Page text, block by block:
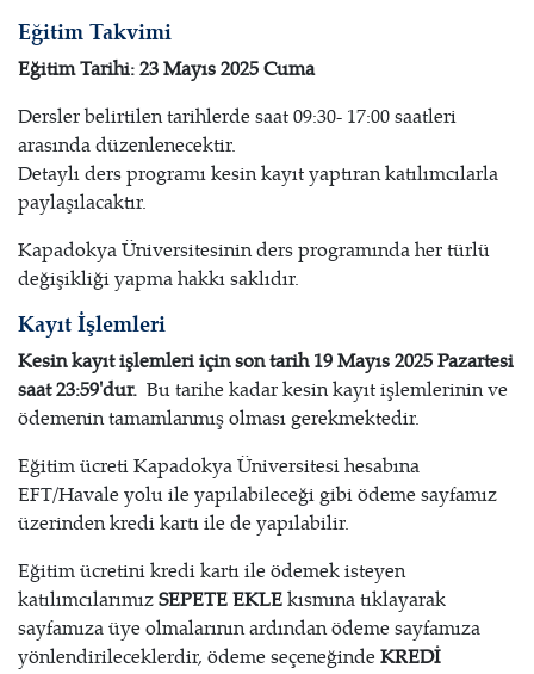
Eğitim Takvimi
Eğitim Tarihi: 23 Mayıs 2025 Cuma
Dersler belirtilen tarihlerde saat 09:30- 17:00 saatleri
arasında düzenlenecektir.
Detaylı ders programı kesin kayıt yaptıran katılımcılarla
paylaşılacaktır.
Kapadokya Üniversitesinin ders programında her türlü
değişikliği yapma hakkı saklıdır.
Kayıt İşlemleri
Kesin kayıt işlemleri için son tarih 19 Mayıs 2025 Pazartesi
saat 23:59'dur. Bu tarihe kadar kesin kayıt işlemlerinin ve
ödemenin tamamlanmış olması gerekmektedir.
Eğitim ücreti Kapadokya Üniversitesi hesabına
EFT/Havale yolu ile yapılabileceği gibi ödeme sayfamız
üzerinden kredi kartı ile de yapılabilir.
Eğitim ücretini kredi kartı ile ödemek isteyen
katılımcılarımızSEPETE EKLEkısmına tıklayarak
sayfamıza üye olmalarının ardından ödeme sayfamıza
yönlendirileceklerdir, ödeme seçeneğinde KREDİ